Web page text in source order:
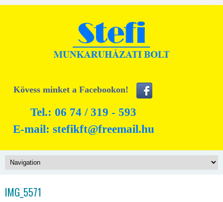
Kövess minket a Facebookon!
Tel.: 06 74 / 319 - 593
E-mail: stefikft@freemail.hu
IMG_5571